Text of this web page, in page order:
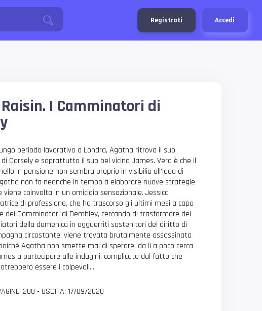
Registrati Accedi
I Camminatori di
periodo lavorativo a Londra, Agatha ritrova il suo
Carsely e soprattutto il suo bel vicino James. Vero è che il
in pensione non sembra proprio in visibilio all’idea di
non fa neanche in tempo a elaborare nuove strategie
viene coinvolta in un omicidio sensazionale. Jessica
di professione, che ha trascorso gli ultimi mesi a capo
dei Camminatori di Dembley, cercando di trasformare dei
della domenica in agguerriti sostenitori del diritto di
circostante, viene trovata brutalmente assassinata
Agatha non smette mai di sperare, da lì a poco cerca
a partecipare alle indagini, complicate dal fatto che
essere i colpevoli…
208 • USCITA: 17/09/2020